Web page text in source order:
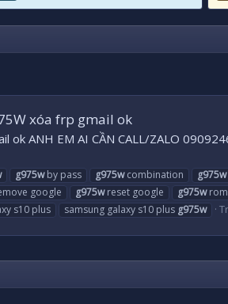
xóa frp gmail ok
ok ANH EM AI CẦN CALL/ZALO
g975wby pass g975wcombination g975w
google g975wreset google g975wrom
s10 plus samsung galaxy s10 plus g975w